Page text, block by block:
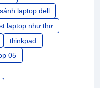
laptop dell
laptop như thợ
thinkpad
05